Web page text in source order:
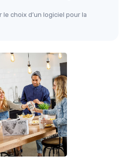
choix d’un logiciel pour la